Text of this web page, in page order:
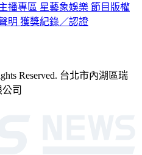
播專區 星藝象娛樂 節目版權
明 獲獎紀錄／認證
Reserved. 台北市內湖區瑞
司